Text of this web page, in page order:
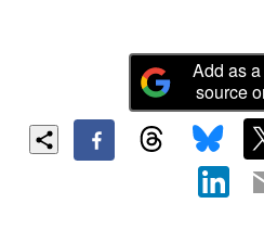
Add as
source